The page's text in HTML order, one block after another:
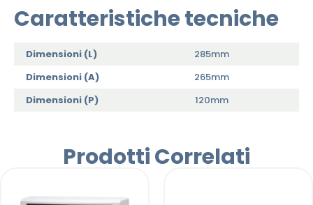
Caratteristiche tecniche
Dimensioni (L)
285mm
Dimensioni (A)
265mm
Dimensioni (P)
120mm
Prodotti Correlati